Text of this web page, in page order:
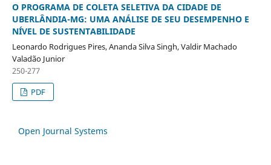
O PROGRAMA DE COLETA SELETIVA DA CIDADE DE
UBERLÂNDIA-MG: UMA ANÁLISE DE SEU DESEMPENHO E
NÍVEL DE SUSTENTABILIDADE
Leonardo Rodrigues Pires, Ananda Silva Singh, Valdir Machado
Valadão Junior
250-277
PDF
Open Journal Systems